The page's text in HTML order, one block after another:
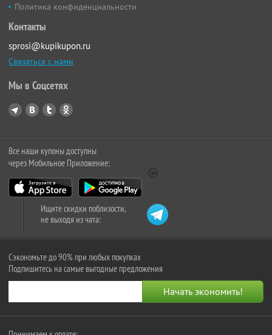
Политика конфиденциальности
Контакты
sprosi@kupikupon.ru
Связаться с нами
Мы в Соцсетях
Все наши купоны доступны
через Мобильное Приложение:
Ищите скидки поблизости,
не выходя из чата:
Сэкономьте до 90% при любых покупках
Подпишитесь на самые выгодные предложения